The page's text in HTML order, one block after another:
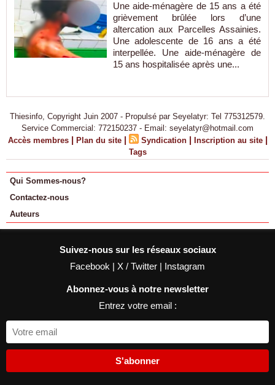
Une aide-ménagère de 15 ans a été
grièvement brûlée lors d’une
altercation aux Parcelles Assainies.
Une adolescente de 16 ans a été
interpellée. Une aide-ménagère de
15 ans hospitalisée après une...
Thiesinfo, Copyright Juin 2007 - Propulsé par Seyelatyr: Tel 775312579.
Service Commercial: 772150237 - Email: seyelatyr@hotmail.com
Accès membres | Plan du site | Syndication | Inscription au site |
Tags
Qui Sommes-nous?
Contactez-nous
Auteurs
Suivez-nous sur les réseaux sociaux
Facebook | X / Twitter | Instagram
Abonnez-vous à notre newsletter
Entrez votre email :
S'abonner